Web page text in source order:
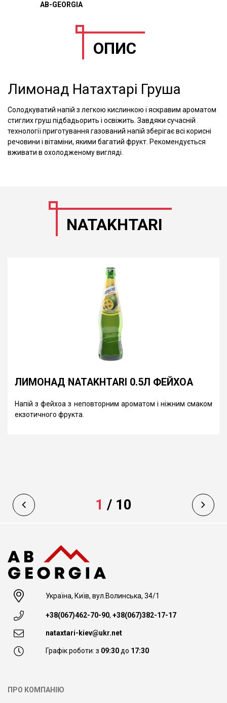
AB-GEORGIA
ОПИС
Лимонад Натахтарі Груша
Солодкуватий напій з легкою кислинкою і яскравим ароматом
стиглих груш підбадьорить і освіжить. Завдяки сучасній
технології приготування газований напій зберігає всі корисні
речовини і вітаміни, якими багатий фрукт. Рекомендується
вживати в охолодженому вигляді.
NATAKHTARI
ЛИМОНАД NATAKHTARI 0.5Л ФЕЙХОА
Напій з фейхоа з неповторним ароматом і ніжним смаком
екзотичного фрукта.
1 / 10
Україна, Київ, вул.Волинська, 34/1
+38(067)462-70-90, +38(067)382-17-17
nataxtari-kiev@ukr.net
Графік роботи: з 09:30до 17:30
ПРО КОМПАНІЮ